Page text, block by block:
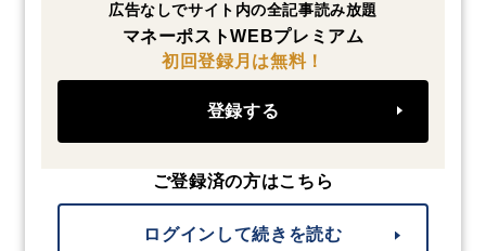
広告なしでサイト内の全記事読み放題
マネーポストWEBプレミアム
初回登録月は無料！
登録する
ご登録済の方はこちら
ログインして続きを読む